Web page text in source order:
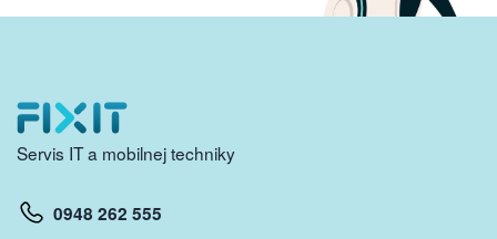
Servis IT a mobilnej techniky
0948 262 555